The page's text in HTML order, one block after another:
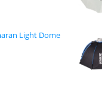
Light Dome